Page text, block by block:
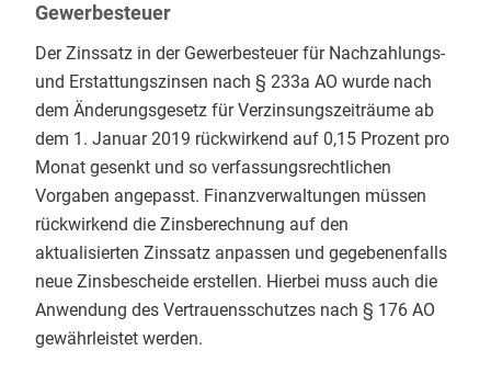
Gewerbesteuer
Der Zinssatz in der Gewerbesteuer für Nachzahlungs-
und Erstattungszinsen nach § 233a AO wurde nach
dem Änderungsgesetz für Verzinsungszeiträume ab
dem 1. Januar 2019 rückwirkend auf 0,15 Prozent pro
Monat gesenkt und so verfassungsrechtlichen
Vorgaben angepasst. Finanzverwaltungen müssen
rückwirkend die Zinsberechnung auf den
aktualisierten Zinssatz anpassen und gegebenenfalls
neue Zinsbescheide erstellen. Hierbei muss auch die
Anwendung des Vertrauensschutzes nach § 176 AO
gewährleistet werden.